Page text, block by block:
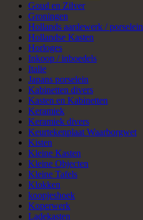
Goud en Zilver
Groningen
Hollands aardewerk / porselein
Hollandse Kasten
Horloges
Inkoop / inboedels
Italie
Japans porselein
Kabinetten divers
Kasten en Kabinetten
Keramiek
Keramiek divers
Keurtekenplaat Waarborgwet
Kisten
Kleine Kasten
Kleine Objecten
Kleine Tafels
Klokken
koopjeshoek
Koperwerk
Ladekasten